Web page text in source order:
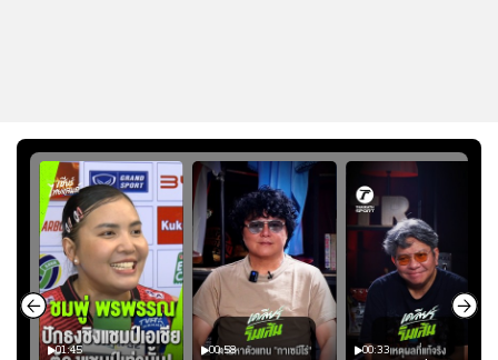
01:45 00:58 00:33